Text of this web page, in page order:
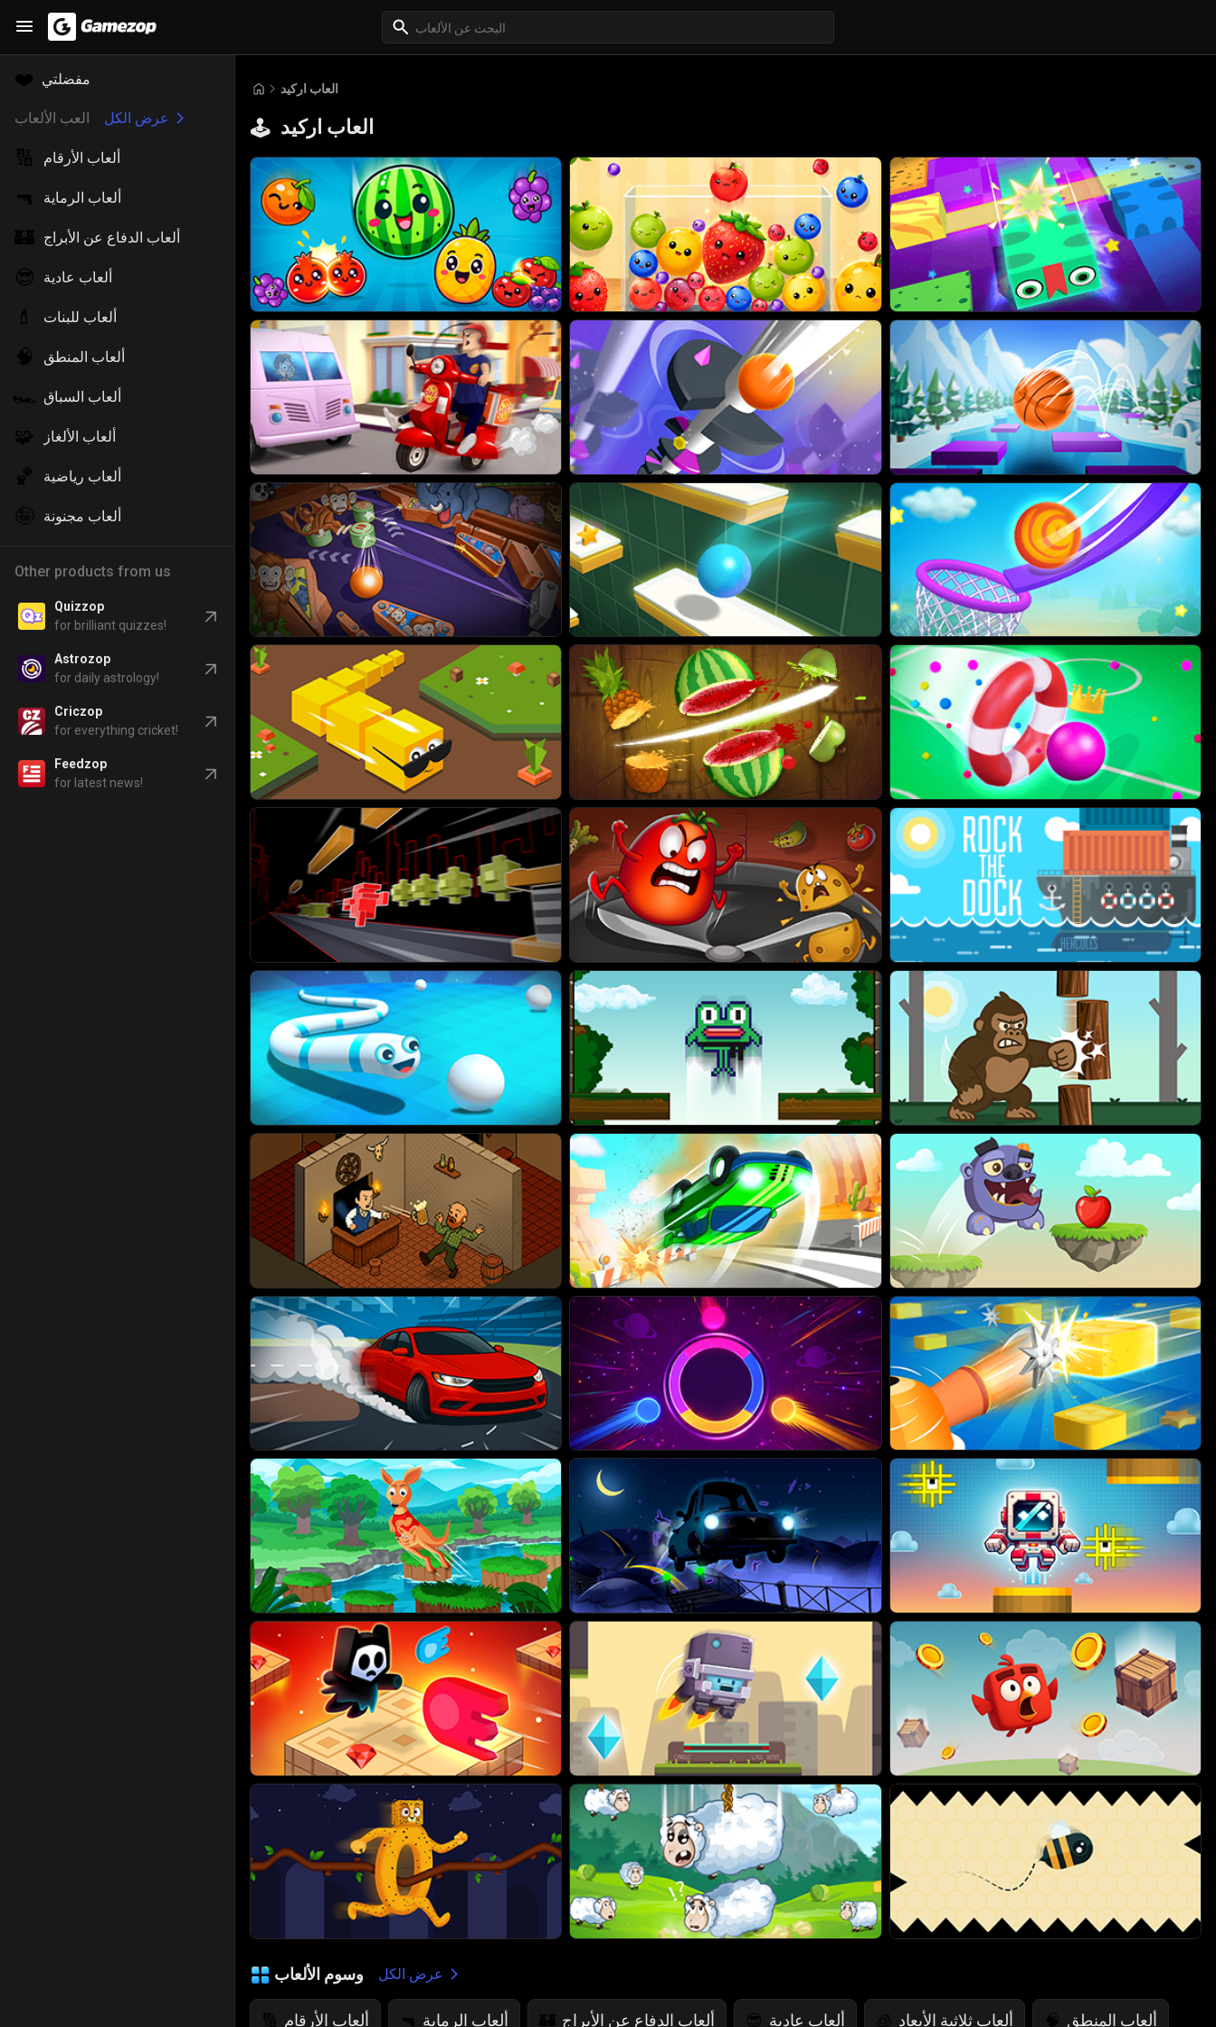
❤️ مفضلتي
العب الألعاب عرض الكل
🔢 ألعاب الأرقام
🔫 ألعاب الرماية
🏰 ألعاب الدفاع عن الأبراج
😎 ألعاب عادية
💄 ألعاب للبنات
🧠 ألعاب المنطق
🏎️ ألعاب السباق
🧩 ألعاب الألغاز
🏀 ألعاب رياضية
🤪 ألعاب مجنونة
Other products from us
Quizzop
for brilliant quizzes!
Astrozop
for daily astrology!
Criczop
for everything cricket!
Feedzop
for latest news!
العاب اركيد
🕹️ العاب اركيد
وسوم الألعاب عرض الكل
🔢 ألعاب الأرقام 🔫 ألعاب الرماية 🏰 ألعاب الدفاع عن الأبراج 😎 ألعاب عادية 🧊 ألعاب ثلاثية الأبعاد 🧠 ألعاب المنطق